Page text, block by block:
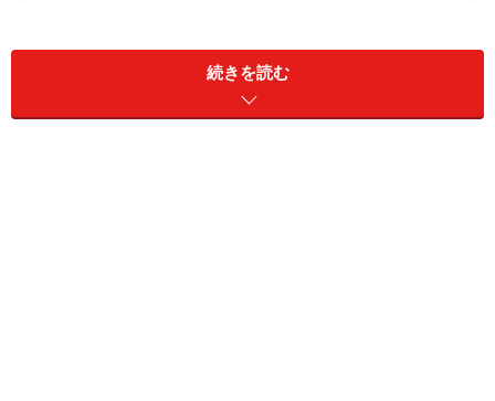
2. 【ローソン】「日本のフルーツ 北海道産メロン」279
円
続きを読む